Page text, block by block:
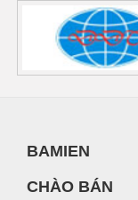
BAMIEN
CHÀO BÁN